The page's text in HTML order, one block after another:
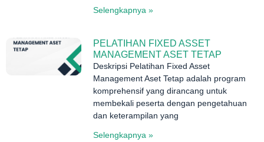
Selengkapnya »
PELATIHAN FIXED ASSET
MANAGEMENT ASET TETAP
Deskripsi Pelatihan Fixed Asset
Management Aset Tetap adalah program
komprehensif yang dirancang untuk
membekali peserta dengan pengetahuan
dan keterampilan yang
Selengkapnya »